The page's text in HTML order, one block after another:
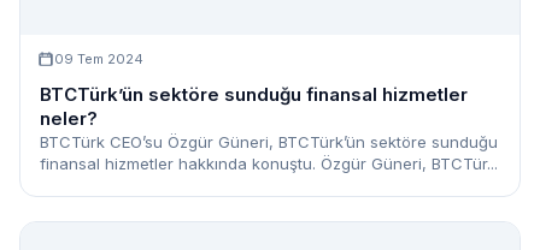
09 Tem 2024
BTCTürk’ün sektöre sunduğu finansal hizmetler
neler?
BTCTürk CEO’su Özgür Güneri, BTCTürk’ün sektöre sunduğu
finansal hizmetler hakkında konuştu. Özgür Güneri, BTCTür...